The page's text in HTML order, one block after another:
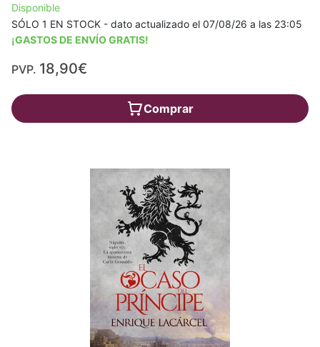
Disponible
SÓLO 1 EN STOCK - dato actualizado el 07/08/26 a las 23:05
¡GASTOS DE ENVÍO GRATIS!
PVP. 18,90€
Comprar